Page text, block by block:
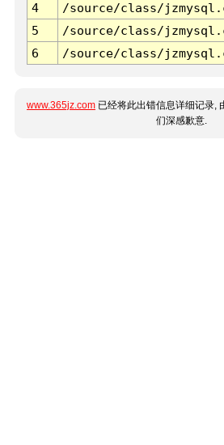
4
/source/class/
5
/source/class/
6
/source/class/
www.365jz.com 已经将此出错信息详细记录,
们深感歉意.